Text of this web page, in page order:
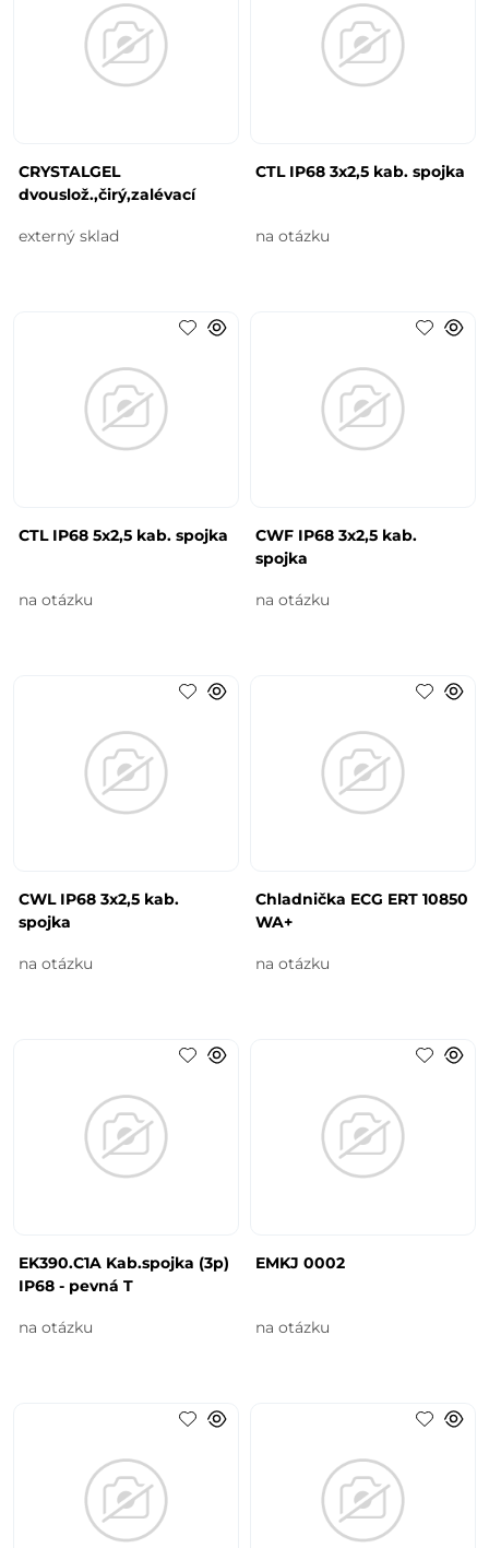
CRYSTALGEL
dvouslož.,čirý,zalévací
externý sklad
CTL IP68 3x2,5 kab. spojka
na otázku
CTL IP68 5x2,5 kab. spojka
na otázku
CWF IP68 3x2,5 kab.
spojka
na otázku
CWL IP68 3x2,5 kab.
spojka
na otázku
Chladnička ECG ERT 10850
WA+
na otázku
EK390.C1A Kab.spojka (3p)
IP68 - pevná T
na otázku
EMKJ 0002
na otázku